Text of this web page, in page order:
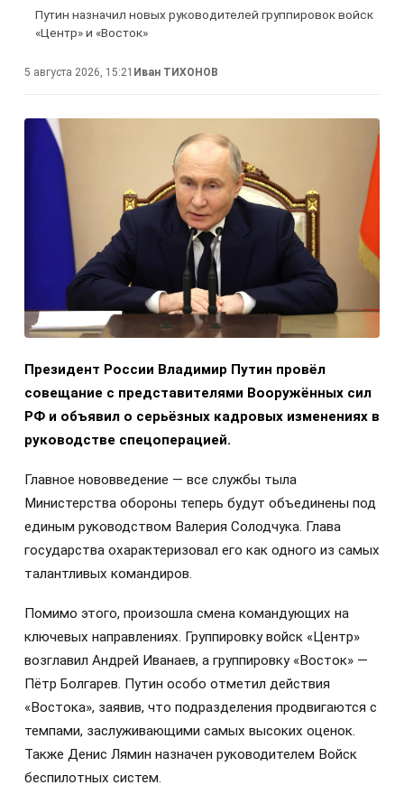
Путин назначил новых руководителей группировок войск
«Центр» и «Восток»
5 августа 2026, 15:21 Иван ТИХОНОВ
Президент России Владимир Путин провёл
совещание с представителями Вооружённых сил
РФ и объявил о серьёзных кадровых изменениях в
руководстве спецоперацией.
Главное нововведение — все службы тыла
Министерства обороны теперь будут объединены под
единым руководством Валерия Солодчука. Глава
государства охарактеризовал его как одного из самых
талантливых командиров.
Помимо этого, произошла смена командующих на
ключевых направлениях. Группировку войск «Центр»
возглавил Андрей Иванаев, а группировку «Восток» —
Пётр Болгарев. Путин особо отметил действия
«Востока», заявив, что подразделения продвигаются с
темпами, заслуживающими самых высоких оценок.
Также Денис Лямин назначен руководителем Войск
беспилотных систем.